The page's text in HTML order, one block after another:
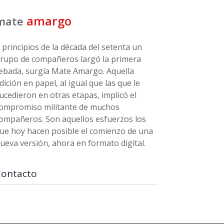
amargo
principios de la década del setenta un
de compañeros largó la primera
surgía Mate Amargo. Aquella
en papel, al igual que las que le
en otras etapas, implicó el
militante de muchos
Son aquellos esfuerzos los
hoy hacen posible el comienzo de una
versión, ahora en formato digital.